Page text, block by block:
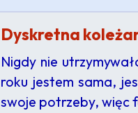
Dyskretna
Nigdy nie
roku jestem sama,
swoje potrzeby, więc